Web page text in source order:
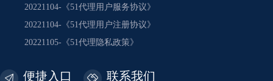
20221104-《51代理用户服务协议》
20221104-《51代理用户注册协议》
20221105-《51代理隐私政策》
便捷入口 联系我们